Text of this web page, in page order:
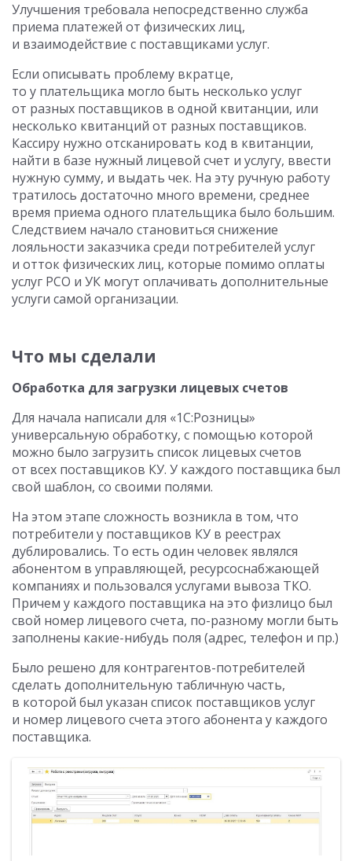
Улучшения требовала непосредственно служба
приема платежей от физических лиц,
и взаимодействие с поставщиками услуг.
Если описывать проблему вкратце,
то у плательщика могло быть несколько услуг
от разных поставщиков в одной квитанции, или
несколько квитанций от разных поставщиков.
Кассиру нужно отсканировать код в квитанции,
найти в базе нужный лицевой счет и услугу, ввести
нужную сумму, и выдать чек. На эту ручную работу
тратилось достаточно много времени, среднее
время приема одного плательщика было большим.
Следствием начало становиться снижение
лояльности заказчика среди потребителей услуг
и отток физических лиц, которые помимо оплаты
услуг РСО и УК могут оплачивать дополнительные
услуги самой организации.
Что мы сделали
Обработка для загрузки лицевых счетов
Для начала написали для «1С:Розницы»
универсальную обработку, с помощью которой
можно было загрузить список лицевых счетов
от всех поставщиков КУ. У каждого поставщика был
свой шаблон, со своими полями.
На этом этапе сложность возникла в том, что
потребители у поставщиков КУ в реестрах
дублировались. То есть один человек являлся
абонентом в управляющей, ресурсоснабжающей
компаниях и пользовался услугами вывоза ТКО.
Причем у каждого поставщика на это физлицо был
свой номер лицевого счета, по-разному могли быть
заполнены какие-нибудь поля (адрес, телефон и пр.)
Было решено для контрагентов-потребителей
сделать дополнительную табличную часть,
в которой был указан список поставщиков услуг
и номер лицевого счета этого абонента у каждого
поставщика.